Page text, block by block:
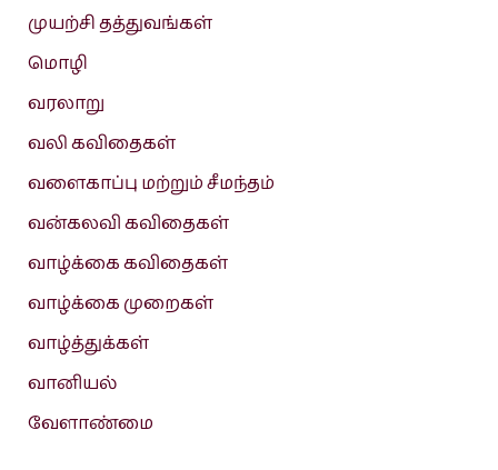
முயற்சி தத்துவங்கள்
மொழி
வரலாறு
வலி கவிதைகள்
வளைகாப்பு மற்றும் சீமந்தம்
வன்கலவி கவிதைகள்
வாழ்க்கை கவிதைகள்
வாழ்க்கை முறைகள்
வாழ்த்துக்கள்
வானியல்
வேளாண்மை